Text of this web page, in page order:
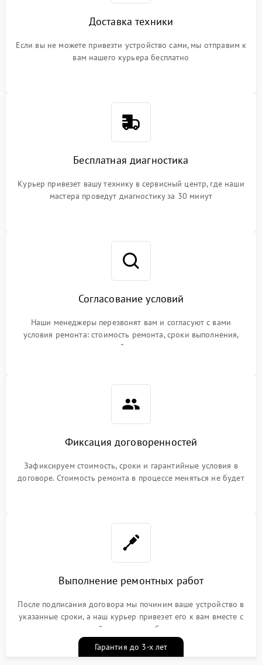
Доставка техники
Если вы не можете привезти устройство сами, мы отправим к
вам нашего курьера бесплатно
Бесплатная диагностика
Курьер привезет вашу технику в сервисный центр, где наши
мастера проведут диагностику за 30 минут
Согласование условий
Наши менеджеры перезвонят вам и согласуют с вами
условия ремонта: стоимость ремонта, сроки выполнения,
гарантийные условия
Фиксация договоренностей
Зафиксируем стоимость, сроки и гарантийные условия в
договоре. Стоимость ремонта в процессе меняться не будет
Выполнение ремонтных работ
После подписания договора мы починим ваше устройство в
указанные сроки, а наш курьер привезет его к вам вместе с
гарантийным талоном бесплатно
Гарантия до 3-х лет